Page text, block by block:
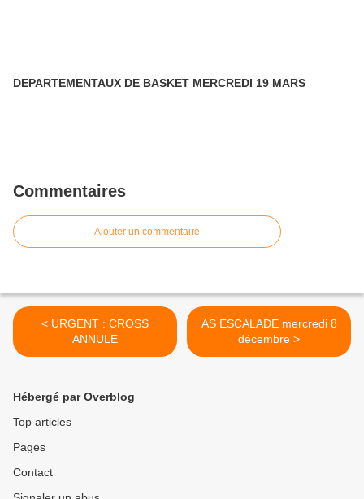
DEPARTEMENTAUX DE BASKET MERCREDI 19 MARS
Commentaires
Ajouter un commentaire
< URGENT : CROSS
ANNULE
AS ESCALADE mercredi 8
décembre >
Hébergé par Overblog
Top articles
Pages
Contact